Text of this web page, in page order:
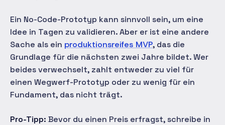
Ein No-Code-Prototyp kann sinnvoll sein, um eine
Idee in Tagen zu validieren. Aber er ist eine andere
Sache als ein produktionsreifes MVP, das die
Grundlage für die nächsten zwei Jahre bildet. Wer
beides verwechselt, zahlt entweder zu viel für
einen Wegwerf-Prototyp oder zu wenig für ein
Fundament, das nicht trägt.
Pro-Tipp: Bevor du einen Preis erfragst, schreibe in